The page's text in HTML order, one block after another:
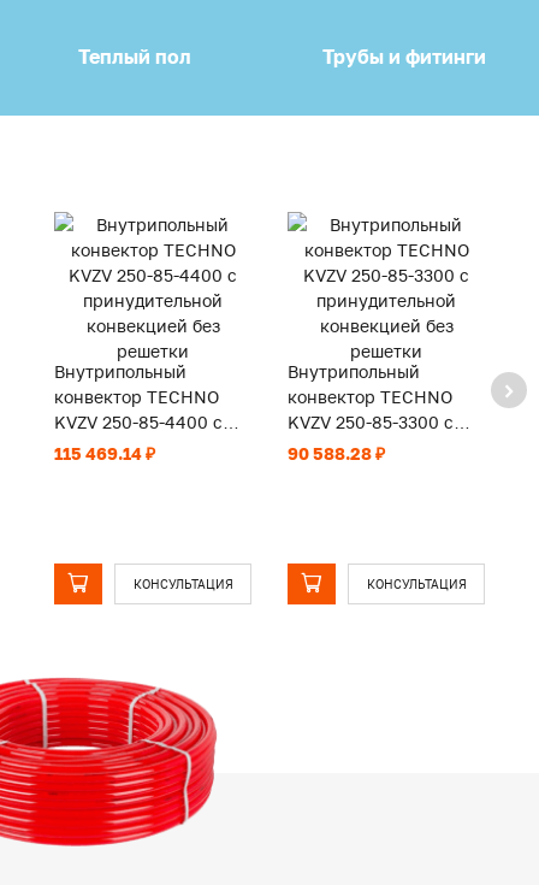
Теплый пол Трубы и фитинги
Внутрипольный
конвектор TECHNO
KVZV 250-85-4400 с
принудительной
115 469.14 ₽
КОНСУЛЬТАЦИЯ
Внутрипольный
конвектор TECHNO
KVZV 250-85-3300 с
принудительной
90 588.28 ₽
КОНСУЛЬТАЦИЯ